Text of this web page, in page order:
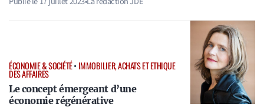
ÉCONOMIE & SOCIÉTÉ•IMMOBILIER, ACHATS ET ETHIQUE
DES AFFAIRES
Le concept émergeant d’une
économie régénérative